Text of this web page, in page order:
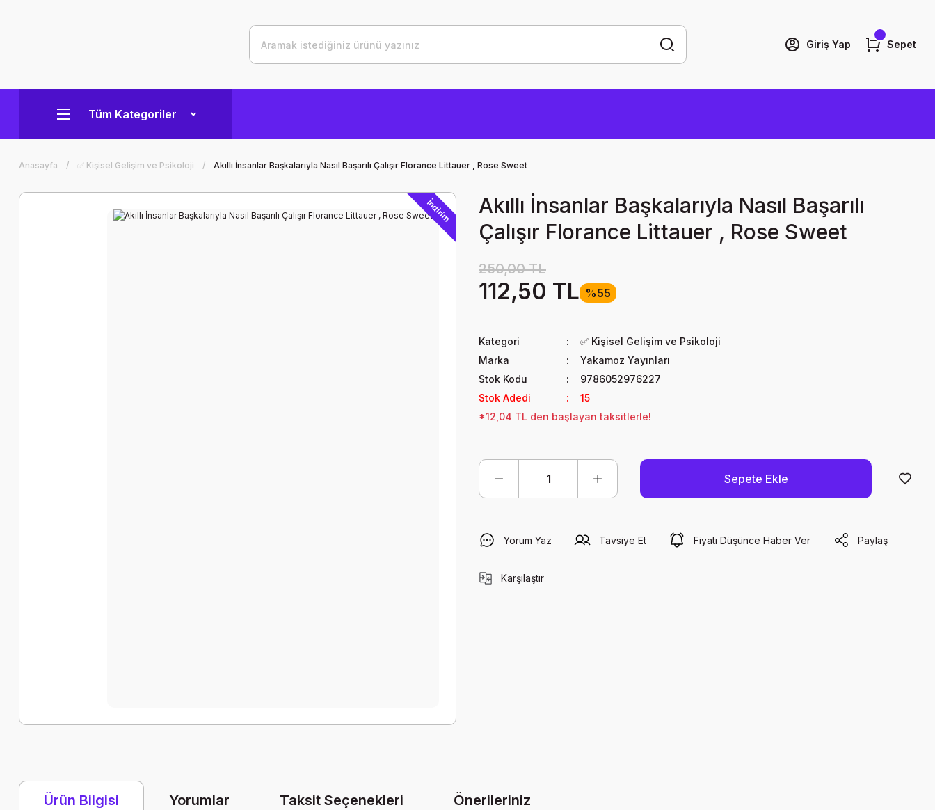
Giriş Yap Sepet
Tüm Kategoriler
Anasayfa ✅ Kişisel Gelişim ve Psikoloji Akıllı İnsanlar Başkalarıyla Nasıl Başarılı Çalışır Florance Littauer , Rose Sweet
İndirim
Akıllı İnsanlar Başkalarıyla Nasıl Başarılı
Çalışır Florance Littauer , Rose Sweet
250,00 TL
112,50 TL %55
Kategori
✅ Kişisel Gelişim ve Psikoloji
Marka
Yakamoz Yayınları
Stok Kodu
9786052976227
Stok Adedi
15
*12,04 TL den başlayan taksitlerle!
Sepete Ekle
Yorum Yaz Tavsiye Et Fiyatı Düşünce Haber Ver Paylaş
Karşılaştır
Ürün Bilgisi Yorumlar Taksit Seçenekleri Önerileriniz